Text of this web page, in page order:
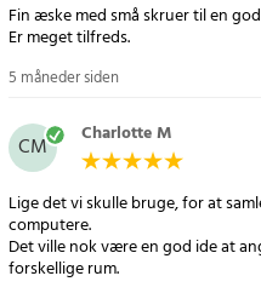
- M2x4 (30 stk.)
- M2x6 (30 stk.)
- M2x8 (30 stk.)
- M2,5x5 (30 stk.)
- M2,5x6 (30 stk.)
- M2,5x8 (30 stk.)
- M3x3 (30 stk.)
- M3x5 (30 stk.)
- Inkluderer: 1x skrueboks, 1x
Fin æske med små skruer til en
Er meget tilfreds.
5 måneder siden
CM Charlotte M
Lige det vi skulle bruge, for at
computere.
Det ville nok være en god ide at
forskellige rum.